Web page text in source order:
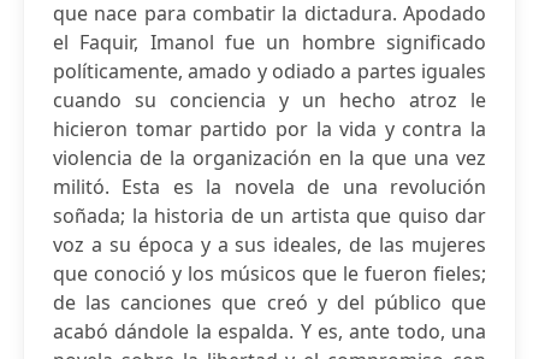
que nace para combatir la dictadura. Apodado
el Faquir, Imanol fue un hombre significado
políticamente, amado y odiado a partes iguales
cuando su conciencia y un hecho atroz le
hicieron tomar partido por la vida y contra la
violencia de la organización en la que una vez
militó. Esta es la novela de una revolución
soñada; la historia de un artista que quiso dar
voz a su época y a sus ideales, de las mujeres
que conoció y los músicos que le fueron fieles;
de las canciones que creó y del público que
acabó dándole la espalda. Y es, ante todo, una